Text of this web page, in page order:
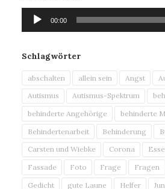
Audio-
Player
00:00
Schlagwörter
abschalten allein sein Angst
Autismus
Autismus-Spektrum
behinderte Angehörige
behinderte
Behindertenarbeit
Behinderung
Carsten und Wiebke
Corona
Fassade
Foto Frage Fragen
Gedicht
gute Laune Helfer